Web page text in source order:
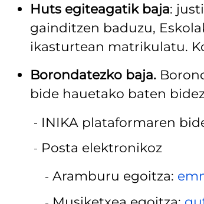
Huts egiteagatik baja:
gainditzen baduzu,
ikasturtean matrikulatu.
Borondatezko baja.
bide hauetako baten
INIKA plataformaren
Posta elektronikoz
Aramburu egoitza: